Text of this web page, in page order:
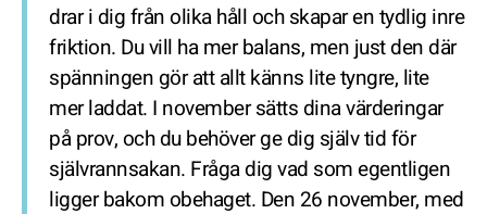
drar i dig från olika håll och skapar en tydlig inre
friktion. Du vill ha mer balans, men just den där
spänningen gör att allt känns lite tyngre, lite
mer laddat. I november sätts dina värderingar
på prov, och du behöver ge dig själv tid för
självrannsakan. Fråga dig vad som egentligen
ligger bakom obehaget. Den 26 november, med